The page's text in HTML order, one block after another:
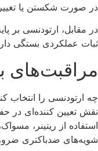
در صورت شکستن یا تغییر
در مقابل، ارتودنسی بر
ثبات عملکردی بستگی
مراقبت‌های
چه ارتودنسی را انتخاب
نقش تعیین‌ کننده‌ای در
استفاده از ریتینر،
شویه‌های ضدباکتری